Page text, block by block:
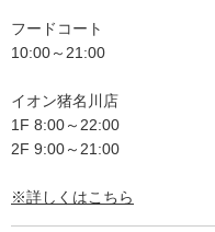
フードコート
10:00～21:00
イオン猪名川店
1F 8:00～22:00
2F 9:00～21:00
※詳しくはこちら